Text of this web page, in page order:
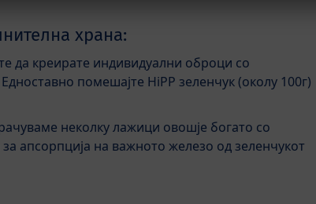
храна:
да креирате индивидуални оброци со
помешајте HiPP зеленчук (околу 100г)
неколку лажици овошје богато со
апсорпција на важното железо од зеленчукот